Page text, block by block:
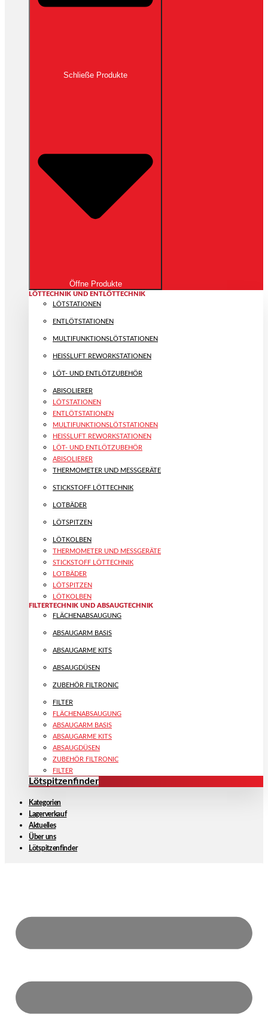
Schließe Produkte
Öffne Produkte
LÖTTECHNIK UND ENTLÖTTECHNIK
LÖTSTATIONEN
ENTLÖTSTATIONEN
MULTIFUNKTIONS­LÖTSTATIONEN
HEISSLUFT REWORKSTATIONEN
LÖT- UND ENTLÖTZUBEHÖR
ABISOLIERER
LÖTSTATIONEN
ENTLÖTSTATIONEN
MULTIFUNKTIONS­LÖTSTATIONEN
HEISSLUFT REWORKSTATIONEN
LÖT- UND ENTLÖTZUBEHÖR
ABISOLIERER
THERMOMETER UND MESSGERÄTE
STICKSTOFF LÖTTECHNIK
LOTBÄDER
LÖTSPITZEN
LÖTKOLBEN
THERMOMETER UND MESSGERÄTE
STICKSTOFF LÖTTECHNIK
LOTBÄDER
LÖTSPITZEN
LÖTKOLBEN
FILTERTECHNIK UND ABSAUGTECHNIK
FLÄCHENABSAUGUNG
ABSAUGARM BASIS
ABSAUGARME KITS
ABSAUGDÜSEN
ZUBEHÖR FILTRONIC
FILTER
FLÄCHENABSAUGUNG
ABSAUGARM BASIS
ABSAUGARME KITS
ABSAUGDÜSEN
ZUBEHÖR FILTRONIC
FILTER
Lötspitzenfinder
Kategorien
Lagerverkauf
Aktuelles
Über uns
Lötspitzenfinder